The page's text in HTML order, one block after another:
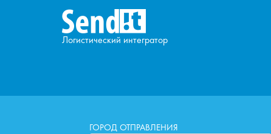
Логистический интегратор
ГОРОД ОТПРАВЛЕНИЯ